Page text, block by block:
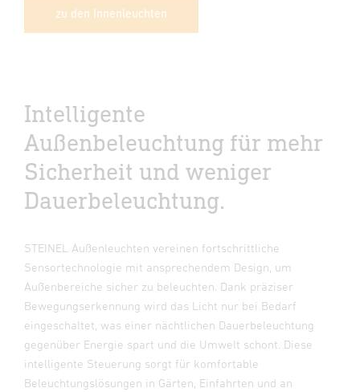
zu den Innenleuchten
Intelligente
Außenbeleuchtung für mehr
Sicherheit und weniger
Dauerbeleuchtung.
STEINEL Außenleuchten vereinen fortschrittliche
Sensortechnologie mit ansprechendem Design, um
Außenbereiche sicher zu beleuchten. Dank präziser
Bewegungserkennung wird das Licht nur bei Bedarf
eingeschaltet, was einer nächtlichen Dauerbeleuchtung
gegenüber Energie spart und die Umwelt schont. Diese
intelligente Steuerung sorgt für komfortable
Beleuchtungslösungen in Gärten, Einfahrten und an